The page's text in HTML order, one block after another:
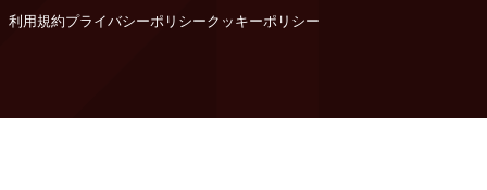
利用規約プライバシーポリシークッキーポリシー